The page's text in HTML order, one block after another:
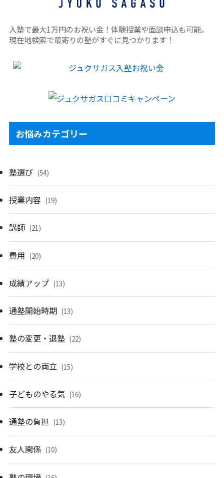
入塾で最大1万円のお祝い金！体験授業や面談申込も可能。
現在地検索で最寄りの塾がすぐに見つかります！
お悩みカテゴリー
塾選び (54)
授業内容 (19)
講師 (21)
費用 (20)
成績アップ (13)
通塾開始時期 (13)
塾の変更・退塾 (22)
学校との両立 (15)
子どものやる気 (16)
通塾の負担 (13)
友人関係 (10)